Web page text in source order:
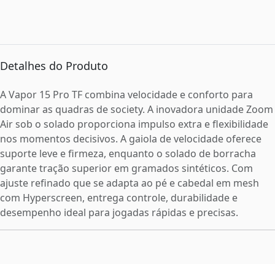
Detalhes do Produto
A Vapor 15 Pro TF combina velocidade e conforto para
dominar as quadras de society. A inovadora unidade Zoom
Air sob o solado proporciona impulso extra e flexibilidade
nos momentos decisivos. A gaiola de velocidade oferece
suporte leve e firmeza, enquanto o solado de borracha
garante tração superior em gramados sintéticos. Com
ajuste refinado que se adapta ao pé e cabedal em mesh
com Hyperscreen, entrega controle, durabilidade e
desempenho ideal para jogadas rápidas e precisas.